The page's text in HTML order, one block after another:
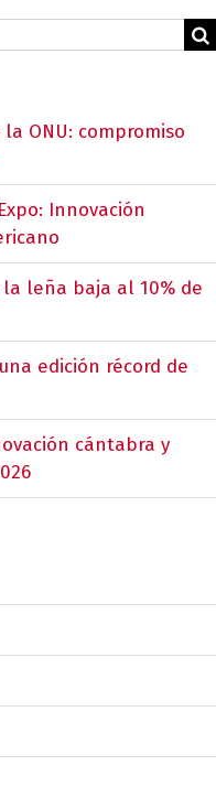
ONU: compromiso
Innovación
leña baja al 10% de
edición récord de
cántabra y